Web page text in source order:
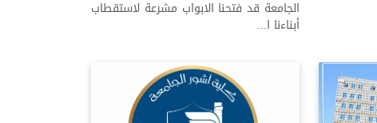
الجامعة قد فتحنا الابواب مشرعة لاستقطاب
أبناءنا ا...